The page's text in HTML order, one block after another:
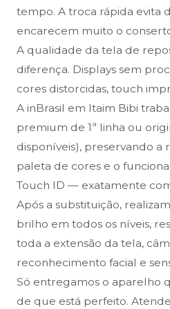
tempo. A troca rápida evita
encarecem muito o
A qualidade da tela de
diferença. Displays sem
cores distorcidas, touch
A inBrasil em Itaim Bibi
premium de 1ª linha ou
disponíveis), preservando a
paleta de cores e o
Touch ID — exatamente
Após a substituição,
brilho em todos os níveis,
toda a extensão da tela,
reconhecimento facial e
Só entregamos o aparelho
de que está perfeito.